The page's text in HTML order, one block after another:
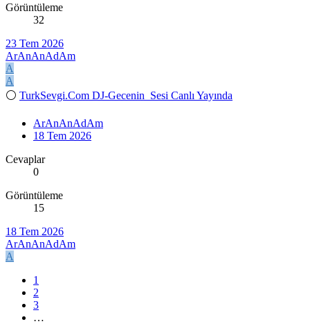
Görüntüleme
32
23 Tem 2026
ArAnAnAdAm
A
A
⚪ TurkSevgi.Com DJ-Gecenin_Sesi Canlı Yayında
ArAnAnAdAm
18 Tem 2026
Cevaplar
0
Görüntüleme
15
18 Tem 2026
ArAnAnAdAm
A
1
2
3
…